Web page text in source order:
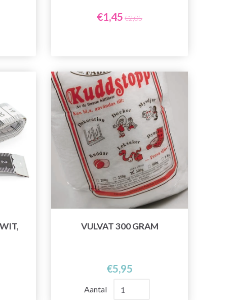
€1,45 €2,05
VULVAT 300 GRAM
€5,95
Aantal